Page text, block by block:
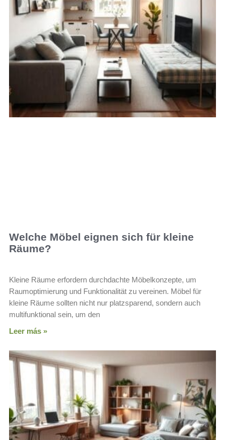
Welche Möbel eignen sich für kleine
Räume?
Kleine Räume erfordern durchdachte Möbelkonzepte, um
Raumoptimierung und Funktionalität zu vereinen. Möbel für
kleine Räume sollten nicht nur platzsparend, sondern auch
multifunktional sein, um den
Leer más »